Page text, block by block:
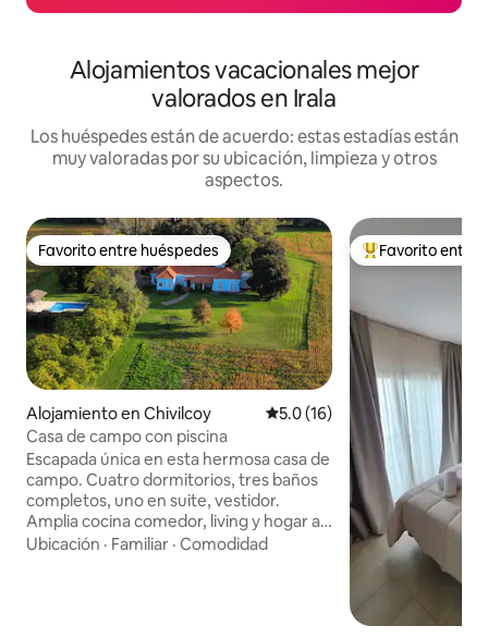
Alojamientos vacacionales mejor
valorados en Irala
Los huéspedes están de acuerdo: estas estadías están
muy valoradas por su ubicación, limpieza y otros
aspectos.
Favorito entre huéspedes
Favorito entre huéspedes
Alojamiento en Chivilcoy Calificación promedio: 5.0 de
5.0 (16)
Casa de campo con piscina
Escapada única en esta hermosa casa de
campo. Cuatro dormitorios, tres baños
completos, uno en suite, vestidor.
Amplia cocina comedor, living y hogar a
leña, confort: calefacción central, wifi,
Ubicación · Familiar · Comodidad
Favorito entre
Favorito entre